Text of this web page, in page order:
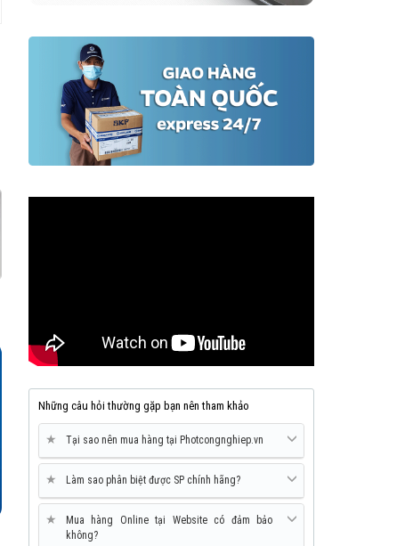
Những câu hỏi thường gặp bạn nên tham khảo
★ Tại sao nên mua hàng tại Photcongnghiep.vn
★ Làm sao phân biệt được SP chính hãng?
★
Mua hàng Online tại Website có đảm bảo
không?